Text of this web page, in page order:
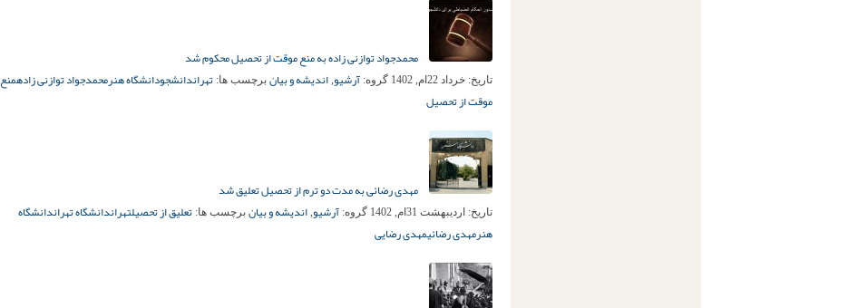
محمدجواد توازنی‌ زاده به منع موقت از تحصیل محکوم شد
تاریخ: خرداد 22ام, 1402 گروه: آرشیو, اندیشه و بیان برچسب ها: تهراندانشجودانشگاه هنرمحمدجواد توازنی‌ زادهمنع
موقت از تحصیل
مهدی رضائی به مدت دو ترم از تحصیل تعلیق شد
تاریخ: اردیبهشت 31ام, 1402 گروه: آرشیو, اندیشه و بیان برچسب ها: تعلیق از تحصیلتهراندانشگاه تهراندانشگاه
هنرمهدی رضائیمهدی رضایی